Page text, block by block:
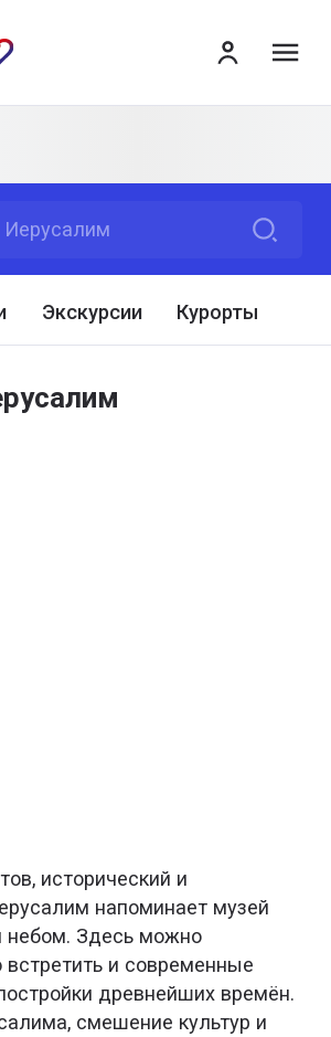
Иерусалим
Экскурсии Курорты
исторический и
напоминает музей
небом. Здесь можно
и современные
древнейших времён.
смешение культур и